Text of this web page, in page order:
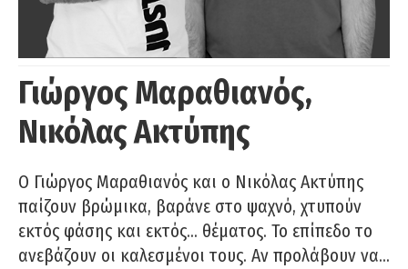
Γιώργος Μαραθιανός,
Νικόλας Ακτύπης
Ο Γιώργος Μαραθιανός και ο Νικόλας Ακτύπης
παίζουν βρώμικα, βαράνε στο ψαχνό, χτυπούν
εκτός φάσης και εκτός… θέματος. Το επίπεδο το
ανεβάζουν οι καλεσμένοι τους. Αν προλάβουν να…